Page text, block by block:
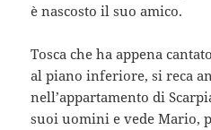
è nascosto il suo amico.
Tosca che ha appena
al piano inferiore, si reca
nell’appartamento di
suoi uomini e vede Mario,